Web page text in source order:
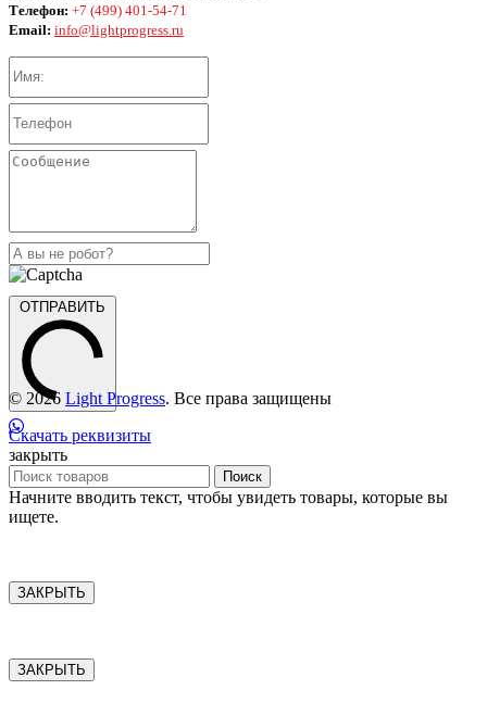
Телефон: +7 (499) 401-54-71
Email: info@lightprogress.ru
ОТПРАВИТЬ
© 2026 Light Progress. Все права защищены
Скачать реквизиты
закрыть
Поиск
Начните вводить текст, чтобы увидеть товары, которые вы
ищете.
ЗАКРЫТЬ
ЗАКРЫТЬ